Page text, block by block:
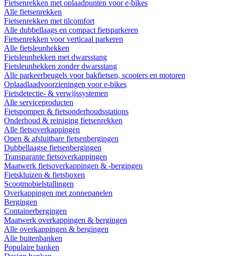
Fietsenrekken met oplaadpunten voor e-bikes
Alle fietsenrekken
Fietsenrekken met tilcomfort
Alle dubbellaags en compact fietsparkeren
Fietsenrekken voor verticaal parkeren
Alle fietsleunhekken
Fietsleunhekken met dwarsstang
Fietsleunhekken zonder dwarsstang
Alle parkeerbeugels voor bakfietsen, scooters en motoren
Oplaadlaadvoorzieningen voor e-bikes
Fietsdetectie- & verwijssystemen
Alle serviceproducten
Fietspompen & fietsonderhoudsstations
Onderhoud & reiniging fietsenrekken
Alle fietsoverkappingen
Open & afsluitbare fietsenbergingen
Dubbellaagse fietsenbergingen
Transparante fietsoverkappingen
Maatwerk fietsoverkappingen & -bergingen
Fietskluizen & fietsboxen
Scootmobielstallingen
Overkappingen met zonnepanelen
Bergingen
Containerbergingen
Maatwerk overkappingen & bergingen
Alle overkappingen & bergingen
Alle buitenbanken
Populaire banken